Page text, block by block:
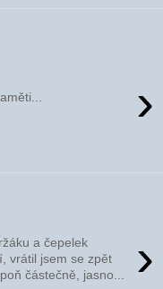
›
›
a čepelek
vrátil jsem se zpět
částečně, jasno...